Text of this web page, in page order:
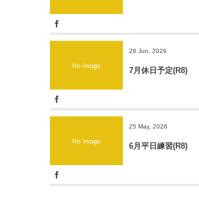
28 Jun, 2026
7月休日予定(R8)
25 May, 2026
6月平日練習(R8)